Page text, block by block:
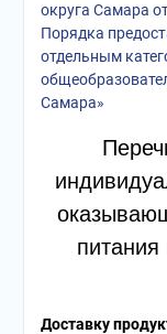
округа Самара
Порядка
отдельным
Самара»
Доставку